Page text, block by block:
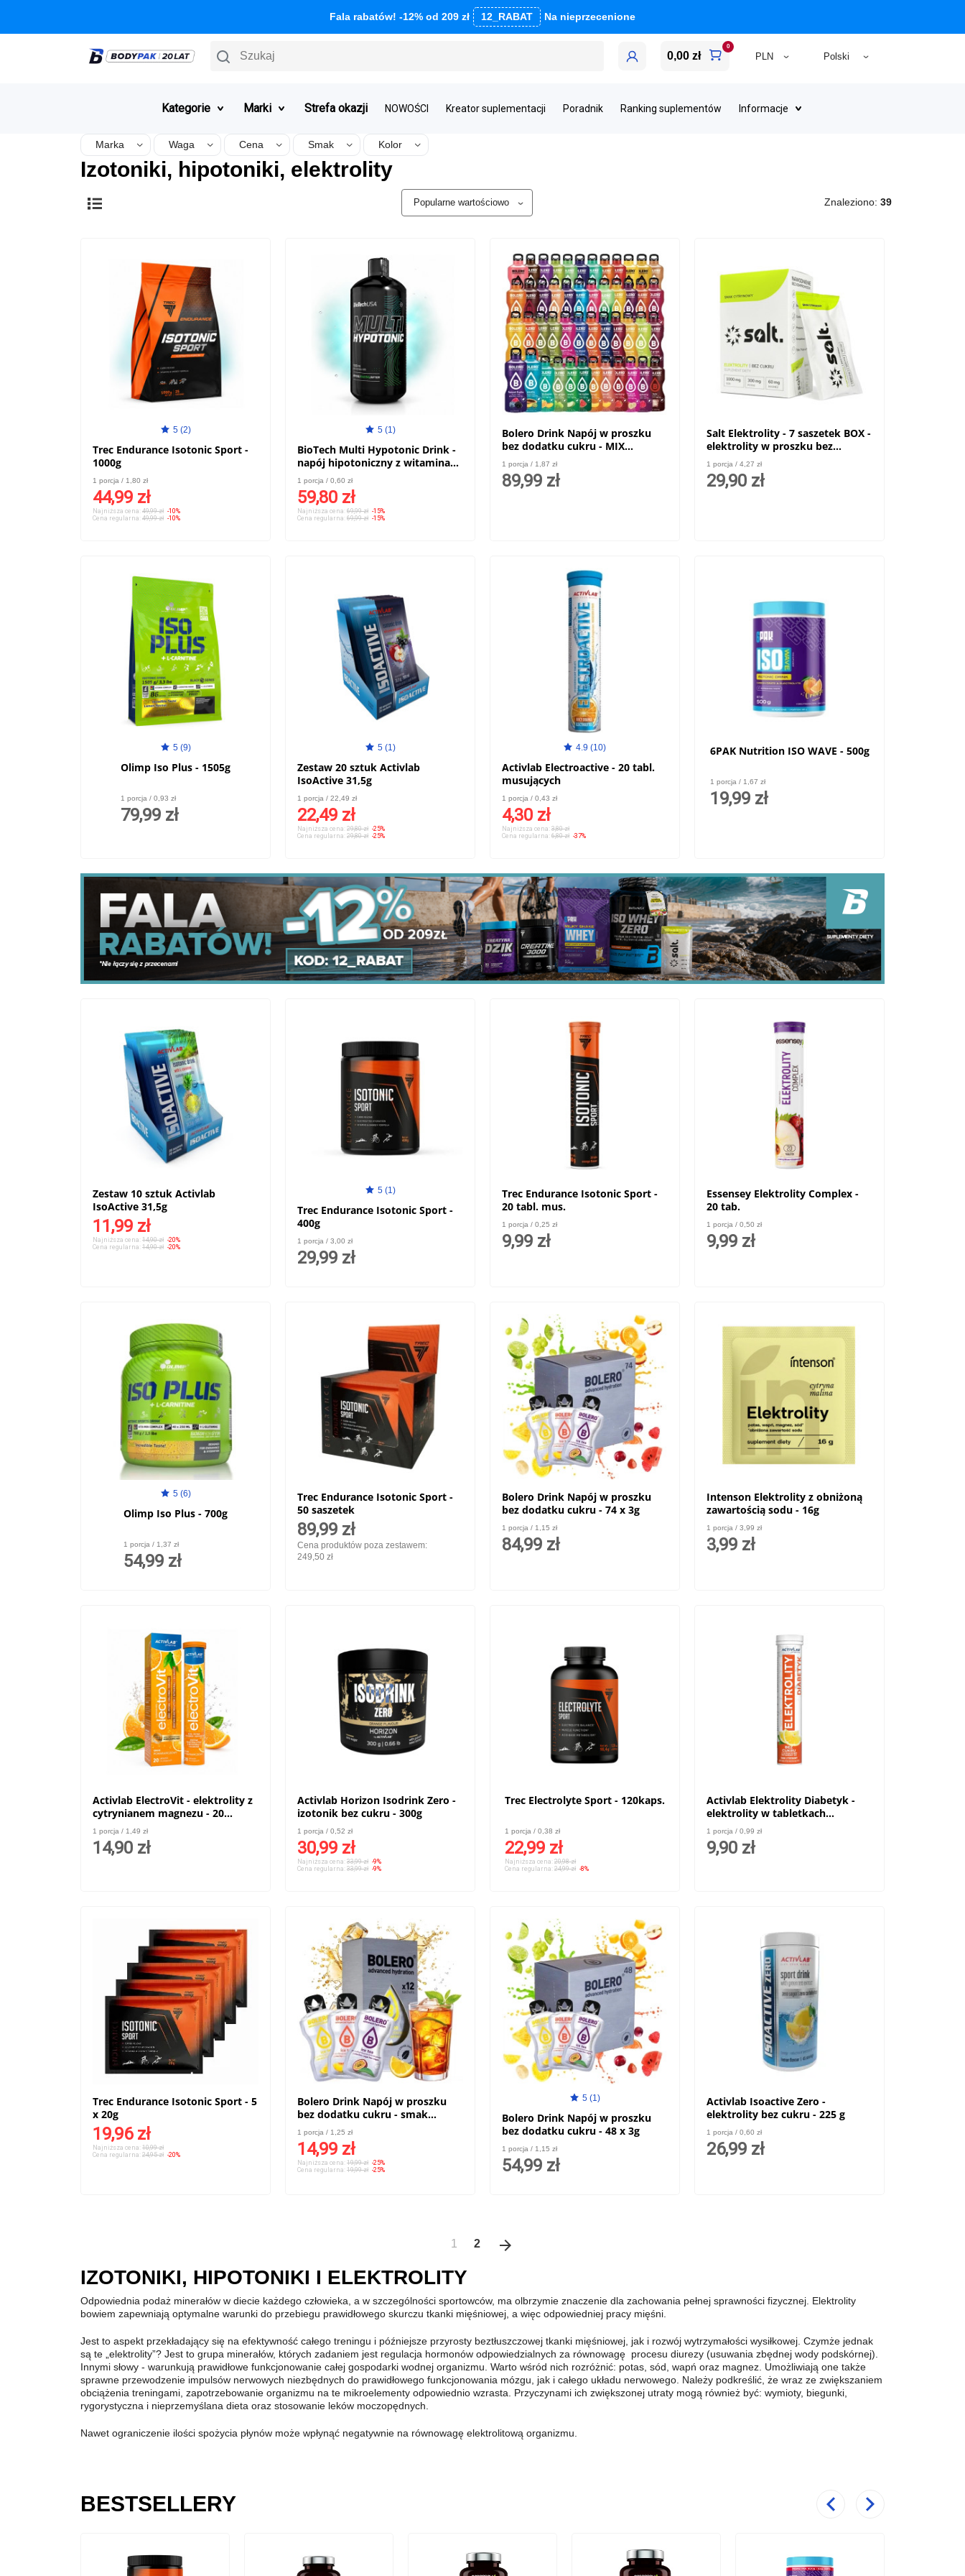
Fala rabatów! -12% od 209 zł 12_RABAT Na nieprzecenione
Szukaj 0,00 zł
0
Kategorie Marki Strefa okazji NOWOŚCI Kreator suplementacji Poradnik Ranking suplementów Informacje
Marka Waga Cena Smak Kolor
Izotoniki, hipotoniki, elektrolity
Znaleziono: 39
5 (2)
Trec Endurance Isotonic Sport -
1000g
1 porcja / 1,80 zł
44,99 zł
Najniższa cena: 49,99 zł -10%
Cena regularna: 49,99 zł -10%
5 (1)
BioTech Multi Hypotonic Drink -
napój hipotoniczny z witaminami
- 1000ml
1 porcja / 0,60 zł
59,80 zł
Najniższa cena: 69,99 zł -15%
Cena regularna: 69,99 zł -15%
Bolero Drink Napój w proszku
bez dodatku cukru - MIX
smaków 48x 9g
1 porcja / 1,87 zł
89,99 zł
Salt Elektrolity - 7 saszetek BOX -
elektrolity w proszku bez
dodatku cukru
1 porcja / 4,27 zł
29,90 zł
5 (9)
Olimp Iso Plus - 1505g
1 porcja / 0,93 zł
79,99 zł
5 (1)
Zestaw 20 sztuk Activlab
IsoActive 31,5g
1 porcja / 22,49 zł
22,49 zł
Najniższa cena: 29,80 zł -25%
Cena regularna: 29,80 zł -25%
4.9 (10)
Activlab Electroactive - 20 tabl.
musujących
1 porcja / 0,43 zł
4,30 zł
Najniższa cena: 3,80 zł
Cena regularna: 6,80 zł -37%
6PAK Nutrition ISO WAVE - 500g
1 porcja / 1,67 zł
19,99 zł
Zestaw 10 sztuk Activlab
IsoActive 31,5g
11,99 zł
Najniższa cena: 14,90 zł -20%
Cena regularna: 14,90 zł -20%
5 (1)
Trec Endurance Isotonic Sport -
400g
1 porcja / 3,00 zł
29,99 zł
Trec Endurance Isotonic Sport -
20 tabl. mus.
1 porcja / 0,25 zł
9,99 zł
Essensey Elektrolity Complex -
20 tab.
1 porcja / 0,50 zł
9,99 zł
5 (6)
Olimp Iso Plus - 700g
1 porcja / 1,37 zł
54,99 zł
Trec Endurance Isotonic Sport -
50 saszetek
89,99 zł
Cena produktów poza zestawem:
249,50 zł
Bolero Drink Napój w proszku
bez dodatku cukru - 74 x 3g
1 porcja / 1,15 zł
84,99 zł
Intenson Elektrolity z obniżoną
zawartością sodu - 16g
1 porcja / 3,99 zł
3,99 zł
Activlab ElectroVit - elektrolity z
cytrynianem magnezu - 20
tabletek musujących
1 porcja / 1,49 zł
14,90 zł
Activlab Horizon Isodrink Zero -
izotonik bez cukru - 300g
1 porcja / 0,52 zł
30,99 zł
Najniższa cena: 33,99 zł -9%
Cena regularna: 33,99 zł -9%
Trec Electrolyte Sport - 120kaps.
1 porcja / 0,38 zł
22,99 zł
Najniższa cena: 20,98 zł
Cena regularna: 24,99 zł -8%
Activlab Elektrolity Diabetyk -
elektrolity w tabletkach
musujących bez cukru - 20 tabl.
1 porcja / 0,99 zł
9,90 zł
Trec Endurance Isotonic Sport - 5
x 20g
19,96 zł
Najniższa cena: 10,99 zł
Cena regularna: 24,95 zł -20%
Bolero Drink Napój w proszku
bez dodatku cukru - smak
herbat mrożonych 12x 3g
1 porcja / 1,25 zł
14,99 zł
Najniższa cena: 19,99 zł -25%
Cena regularna: 19,99 zł -25%
5 (1)
Bolero Drink Napój w proszku
bez dodatku cukru - 48 x 3g
1 porcja / 1,15 zł
54,99 zł
Activlab Isoactive Zero -
elektrolity bez cukru - 225 g
1 porcja / 0,60 zł
26,99 zł
1 2 arrow_forward
IZOTONIKI, HIPOTONIKI I ELEKTROLITY
Odpowiednia podaż minerałów w diecie każdego człowieka, a w szczególności sportowców, ma olbrzymie znaczenie dla zachowania pełnej sprawności fizycznej. Elektrolity
bowiem zapewniają optymalne warunki do przebiegu prawidłowego skurczu tkanki mięśniowej, a więc odpowiedniej pracy mięśni.
Jest to aspekt przekładający się na efektywność całego treningu i późniejsze przyrosty beztłuszczowej tkanki mięśniowej, jak i rozwój wytrzymałości wysiłkowej. Czymże jednak
są te „elektrolity”? Jest to grupa minerałów, których zadaniem jest regulacja hormonów odpowiedzialnych za równowagę procesu diurezy (usuwania zbędnej wody podskórnej).
Innymi słowy - warunkują prawidłowe funkcjonowanie całej gospodarki wodnej organizmu. Warto wśród nich rozróżnić: potas, sód, wapń oraz magnez. Umożliwiają one także
sprawne przewodzenie impulsów nerwowych niezbędnych do prawidłowego funkcjonowania mózgu, jak i całego układu nerwowego. Należy podkreślić, że wraz ze zwiększaniem
obciążenia treningami, zapotrzebowanie organizmu na te mikroelementy odpowiednio wzrasta. Przyczynami ich zwiększonej utraty mogą również być: wymioty, biegunki,
rygorystyczna i nieprzemyślana dieta oraz stosowanie leków moczopędnych.
Nawet ograniczenie ilości spożycia płynów może wpłynąć negatywnie na równowagę elektrolitową organizmu.
BESTSELLERY PoprzedniNastępny